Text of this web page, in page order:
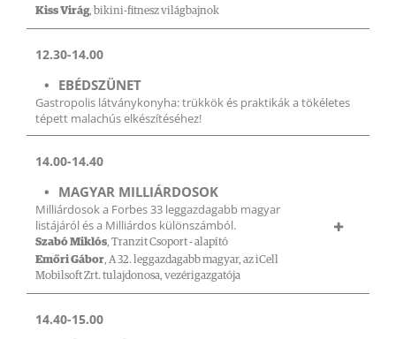
Kiss Virág, bikini-fitnesz világbajnok
12.30-14.00
EBÉDSZÜNET
Gastropolis látványkonyha: trükkök és praktikák a tökéletes
tépett malachús elkészítéséhez!
14.00-14.40
MAGYAR MILLIÁRDOSOK
Milliárdosok a Forbes 33 leggazdagabb magyar
listájáról és a Milliárdos különszámból.
Szabó Miklós, Tranzit Csoport - alapító
Emőri Gábor, A 32. leggazdagabb magyar, az iCell
Mobilsoft Zrt. tulajdonosa, vezérigazgatója
14.40-15.00